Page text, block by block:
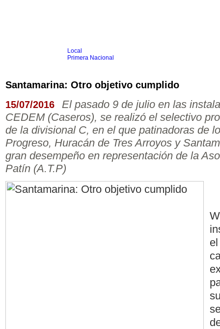
Local
Primera Nacional
Agrario
Boxeo
Ciclismo
Gim. Artística
Duatlón-Triatlón
Golf
Natación
Patín
Taekwondo
Voley
Videos
Santamarina: Otro objetivo cumplido
15/07/2016
El pasado 9 de julio en las
CEDEM (Caseros), se realizó el selectivo
de la divisional C, en el que patinadoras de
Progreso, Huracán de Tres Arroyos y
gran desempeño en representación de la
Patín (A.T.P)